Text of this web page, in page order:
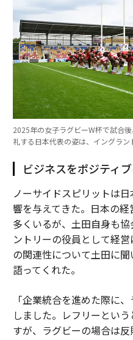
2025年の女子ラグビーW杯で試合
礼する日本代表の姿は、イングラン
ビジネスをポジティ
ノーサイドスピリットは
響を与えてきた。日本の
多くいるが、土田自身も
ントリーの役員として経
の関連性について土田に
語ってくれた。
「企業統合を進めた際に
しました。レフリーとい
すが、ラグビーの場合は